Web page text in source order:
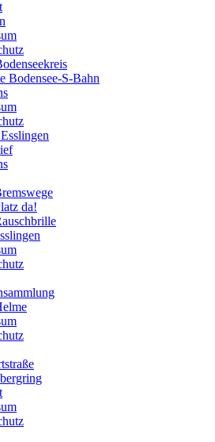
Bodensee-S-Bahn
da!